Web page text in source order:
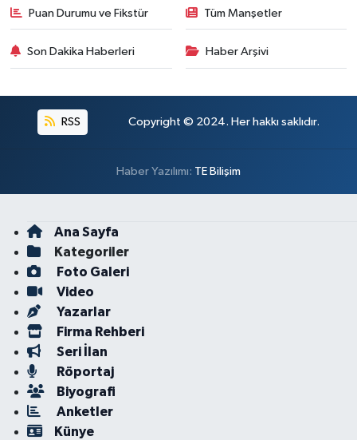
Puan Durumu ve Fikstür Tüm Manşetler
Son Dakika Haberleri Haber Arşivi
RSS Copyright © 2024. Her hakkı saklıdır.
Haber Yazılımı: TE Bilişim
Ana Sayfa
Kategoriler
Foto Galeri
Video
Yazarlar
Firma Rehberi
Seri İlan
Röportaj
Biyografi
Anketler
Künye